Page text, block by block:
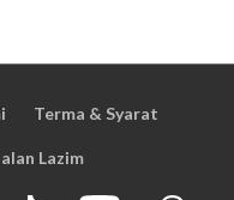
Terma & Syarat
Lazim